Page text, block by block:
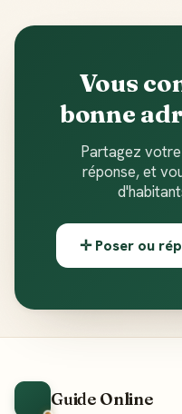
Vous
bonne
Partagez
réponse, et
✛ Poser ou
Guide Online